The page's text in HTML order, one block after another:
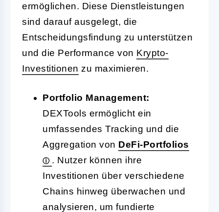
ermöglichen. Diese Dienstleistungen
sind darauf ausgelegt, die
Entscheidungsfindung zu unterstützen
und die Performance von Krypto-
Investitionen zu maximieren.
Portfolio Management:
DEXTools ermöglicht ein
umfassendes Tracking und die
Aggregation von DeFi-Portfolios
. Nutzer können ihre
Investitionen über verschiedene
Chains hinweg überwachen und
analysieren, um fundierte